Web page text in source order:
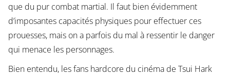
que du pur combat martial. Il faut bien évidemment
d’imposantes capacités physiques pour effectuer ces
prouesses, mais on a parfois du mal à ressentir le danger
qui menace les personnages.
Bien entendu, les fans hardcore du cinéma de Tsui Hark